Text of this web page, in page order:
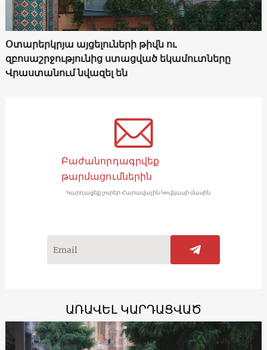
Օտարերկրյա այցելուների թիվն ու
զբոսաշրջությունից ստացված եկամուտները
Վրաստանում նվազել են
Բաժանորդագրվեք
թարմացումներին
Կարդացեք լուրեր Հարավային Կովկասի մասին
ԱՌԱՎԵԼ ԿԱՐԴԱՑՎԱԾ